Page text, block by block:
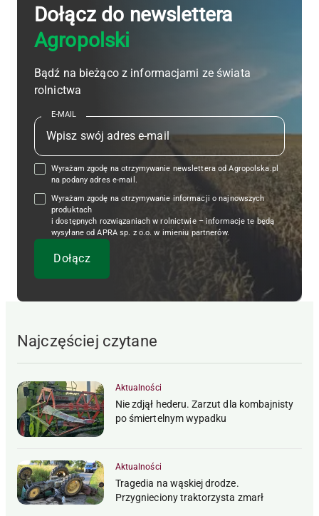
Dołącz do newslettera
Agropolski
Bądź na bieżąco z informacjami ze świata
rolnictwa
E-MAIL
Wyrażam zgodę na otrzymywanie newslettera od Agropolska.pl
na podany adres e-mail.
Wyrażam zgodę na otrzymywanie informacji o najnowszych
produktach
i dostępnych rozwiązaniach w rolnictwie – informacje te będą
wysyłane od APRA sp. z o.o. w imieniu partnerów.
Najczęściej czytane
Aktualności
Nie zdjął hederu. Zarzut dla kombajnisty
po śmiertelnym wypadku
Aktualności
Tragedia na wąskiej drodze.
Przygnieciony traktorzysta zmarł